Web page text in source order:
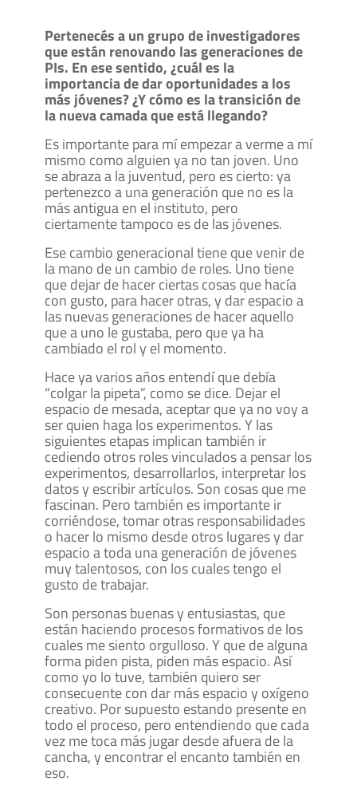
Pertenecés a un grupo de investigadores
que están renovando las generaciones de
PIs. En ese sentido, ¿cuál es la
importancia de dar oportunidades a los
más jóvenes? ¿Y cómo es la transición de
la nueva camada que está llegando?
Es importante para mí empezar a verme a mí
mismo como alguien ya no tan joven. Uno
se abraza a la juventud, pero es cierto: ya
pertenezco a una generación que no es la
más antigua en el instituto, pero
ciertamente tampoco es de las jóvenes.
Ese cambio generacional tiene que venir de
la mano de un cambio de roles. Uno tiene
que dejar de hacer ciertas cosas que hacía
con gusto, para hacer otras, y dar espacio a
las nuevas generaciones de hacer aquello
que a uno le gustaba, pero que ya ha
cambiado el rol y el momento.
Hace ya varios años entendí que debía
“colgar la pipeta”, como se dice. Dejar el
espacio de mesada, aceptar que ya no voy a
ser quien haga los experimentos. Y las
siguientes etapas implican también ir
cediendo otros roles vinculados a pensar los
experimentos, desarrollarlos, interpretar los
datos y escribir artículos. Son cosas que me
fascinan. Pero también es importante ir
corriéndose, tomar otras responsabilidades
o hacer lo mismo desde otros lugares y dar
espacio a toda una generación de jóvenes
muy talentosos, con los cuales tengo el
gusto de trabajar.
Son personas buenas y entusiastas, que
están haciendo procesos formativos de los
cuales me siento orgulloso. Y que de alguna
forma piden pista, piden más espacio. Así
como yo lo tuve, también quiero ser
consecuente con dar más espacio y oxígeno
creativo. Por supuesto estando presente en
todo el proceso, pero entendiendo que cada
vez me toca más jugar desde afuera de la
cancha, y encontrar el encanto también en
eso.